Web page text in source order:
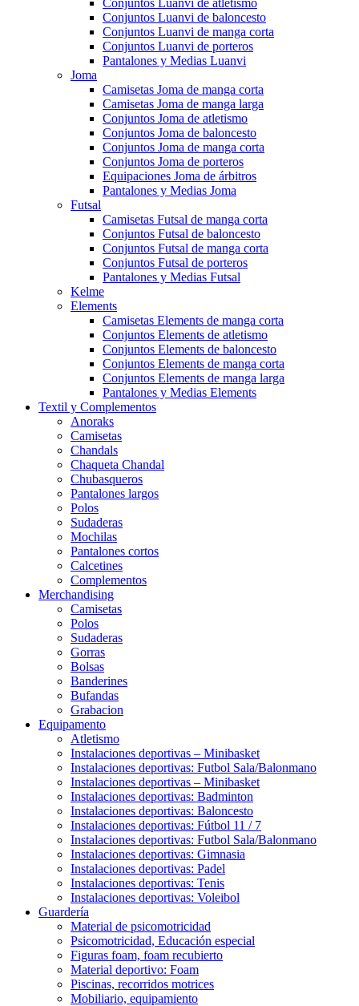
Conjuntos Luanvi de atletismo
Conjuntos Luanvi de baloncesto
Conjuntos Luanvi de manga corta
Conjuntos Luanvi de porteros
Pantalones y Medias Luanvi
Joma
Camisetas Joma de manga corta
Camisetas Joma de manga larga
Conjuntos Joma de atletismo
Conjuntos Joma de baloncesto
Conjuntos Joma de manga corta
Conjuntos Joma de porteros
Equipaciones Joma de árbitros
Pantalones y Medias Joma
Futsal
Camisetas Futsal de manga corta
Conjuntos Futsal de baloncesto
Conjuntos Futsal de manga corta
Conjuntos Futsal de porteros
Pantalones y Medias Futsal
Kelme
Elements
Camisetas Elements de manga corta
Conjuntos Elements de atletismo
Conjuntos Elements de baloncesto
Conjuntos Elements de manga corta
Conjuntos Elements de manga larga
Pantalones y Medias Elements
Textil y Complementos
Anoraks
Camisetas
Chandals
Chaqueta Chandal
Chubasqueros
Pantalones largos
Polos
Sudaderas
Mochilas
Pantalones cortos
Calcetines
Complementos
Merchandising
Camisetas
Polos
Sudaderas
Gorras
Bolsas
Banderines
Bufandas
Grabacion
Equipamento
Atletismo
Instalaciones deportivas – Minibasket
Instalaciones deportivas: Futbol Sala/Balonmano
Instalaciones deportivas – Minibasket
Instalaciones deportivas: Badminton
Instalaciones deportivas: Baloncesto
Instalaciones deportivas: Fútbol 11 / 7
Instalaciones deportivas: Futbol Sala/Balonmano
Instalaciones deportivas: Gimnasia
Instalaciones deportivas: Padel
Instalaciones deportivas: Tenis
Instalaciones deportivas: Voleibol
Guardería
Material de psicomotricidad
Psicomotricidad, Educación especial
Figuras foam, foam recubierto
Material deportivo: Foam
Piscinas, recorridos motrices
Mobiliario, equipamiento